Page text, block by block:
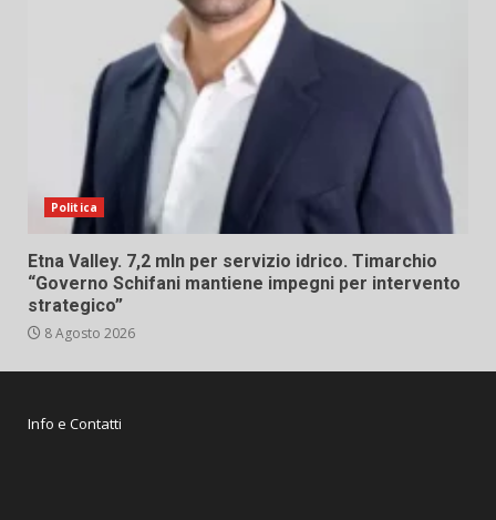
Politica
Etna Valley. 7,2 mln per servizio idrico. Timarchio
“Governo Schifani mantiene impegni per intervento
strategico”
8 Agosto 2026
Info e Contatti